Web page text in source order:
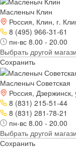
Масленыч Клин
Россия, Клин, г.
8 (495) 966-31-61
пн-вс 8.00 - 20.00
Выбрать другой
Сохранить
Масленыч Советская
Россия, Дзержинск,
8 (831) 215-51-44
8 (831) 281-78-21
пн-вс 8.00 - 20.00
Выбрать другой
Сохранить